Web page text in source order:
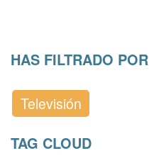
HAS FILTRADO POR
Televisión
TAG CLOUD